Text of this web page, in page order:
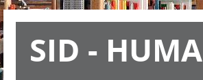
SID - HUMA